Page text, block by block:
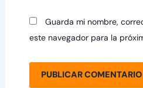
Guarda mi nombre,
este navegador para la